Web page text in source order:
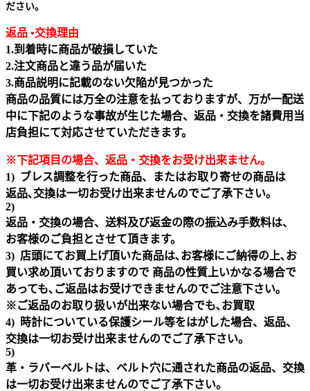
ださい。
返品 •交換理由
1.到着時に商品が破損していた
2.注文商品と違う品が届いた
3.商品説明に記載のない欠陥が見つかった
商品の品質には万全の注意を払っておりますが、万が一配送
中に下記のような事故が生じた場合、返品・交換を諸費用当
店負担にて対応させていただきます。
※下記項目の場合、返品・交換をお受け出来ません｡
1) ブレス調整を行った商品、またはお取り寄せの商品は
返品､交換は一切お受け出来ませんのでご了承下さい。
2)
返品・交換の場合、送料及び返金の際の振込み手数料は、
お客様のご負担とさせて頂きます。
3) 店頭にてお買上げ頂いた商品は､お客様にご納得の上､お
買い求め頂いておりますので 商品の性質上いかなる場合で
あっても､ご返品はお受けできませんのでご注意下さい｡
※ご返品のお取り扱いが出来ない場合でも､お買取
4) 時計についている保護シール等をはがした場合、返品、
交換は一切お受け出来ませんのでご了承下さい。
5)
革・ラバーベルトは、ベルト穴に通された商品の返品、交換
は一切お受け出来ませんのでご了承下さい。